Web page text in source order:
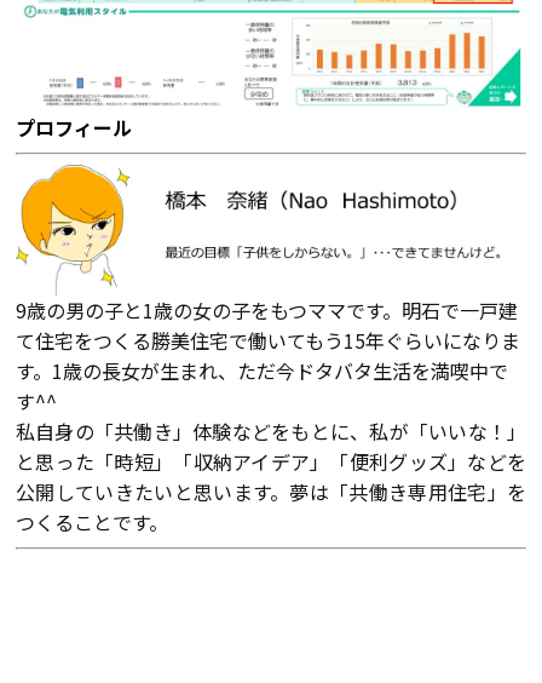
プロフィール
9歳の男の子と1歳の女の子をもつママです。明石で一戸建
て住宅をつくる勝美住宅で働いてもう15年ぐらいになりま
す。1歳の長女が生まれ、ただ今ドタバタ生活を満喫中で
す^^
私自身の「共働き」体験などをもとに、私が「いいな！」
と思った「時短」「収納アイデア」「便利グッズ」などを
公開していきたいと思います。夢は「共働き専用住宅」を
つくることです。